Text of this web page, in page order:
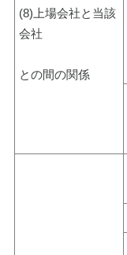
(8)上場会社と当該
会社
との間の関係